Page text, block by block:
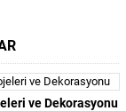
ve Dekorasyonu